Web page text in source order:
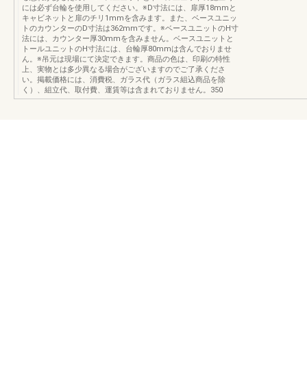
には必ず台輪を使用してください。※D寸法には、扉厚18mmと
キャビネットと扉のチリ1mmを含みます。また、ベースユニッ
トのカウンターのD寸法は362mmです。※ベースユニットのH寸
法には、カウンター厚30mmを含みません。ベースユニットと
トールユニットのH寸法には、台輪厚80mmは含んでおりませ
ん。※吊元は現場にて決定できます。商品の色は、印刷の特性
上、実物とは多少異なる場合がございますのでご了承くださ
い。掲載価格には、消費税、ガラス代（ガラス組込商品を除
く）、組立代、取付費、運賃等は含まれておりません。350